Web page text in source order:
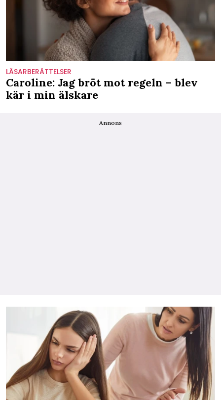
LÄSARBERÄTTELSER
Caroline: Jag bröt mot regeln – blev
kär i min älskare
Annons